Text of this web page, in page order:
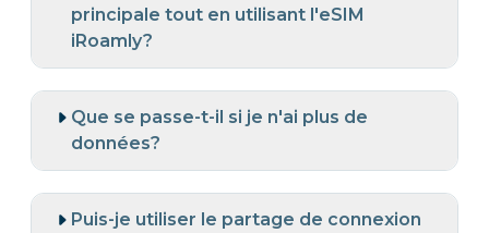
principale tout en utilisant l'eSIM
iRoamly?
Que se passe-t-il si je n'ai plus de
données?
Puis-je utiliser le partage de connexion